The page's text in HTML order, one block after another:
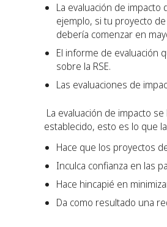
La evaluación de
ejemplo, si tu proyecto
debería comenzar en
El informe de evaluación
sobre la RSE.
Las evaluaciones de
La evaluación de impacto
establecido, esto es lo que
Hace que los proyectos
Inculca confianza en las
Hace hincapié en
Da como resultado una